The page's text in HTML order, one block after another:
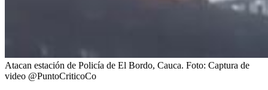
Atacan estación de Policía de El Bordo, Cauca. Foto: Captura de
video @PuntoCriticoCo